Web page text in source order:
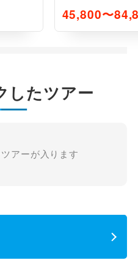
45,800〜
したツアー
アーが入ります